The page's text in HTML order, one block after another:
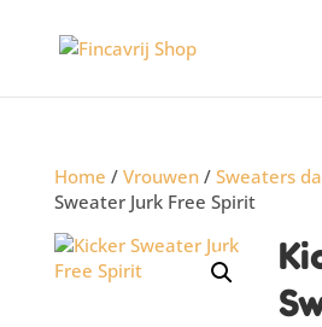
Home / Vrouwen/ Sweaters
Sweater Jurk Free Spirit